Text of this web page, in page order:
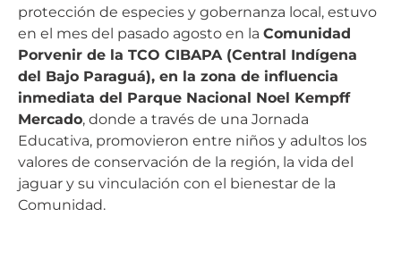
protección de especies y gobernanza local, estuvo
en el mes del pasado agosto en la Comunidad
Porvenir de la TCO CIBAPA (Central Indígena
del Bajo Paraguá), en la zona de influencia
inmediata del Parque Nacional Noel Kempff
Mercado, donde a través de una Jornada
Educativa, promovieron entre niños y adultos los
valores de conservación de la región, la vida del
jaguar y su vinculación con el bienestar de la
Comunidad.